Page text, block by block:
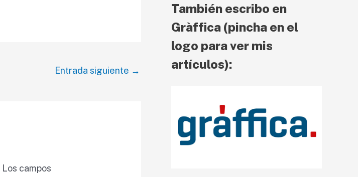
Entrada siguiente →
Los campos
u
c
t
o
También escribo en
Gràffica (pincha en el
logo para ver mis
artículos):